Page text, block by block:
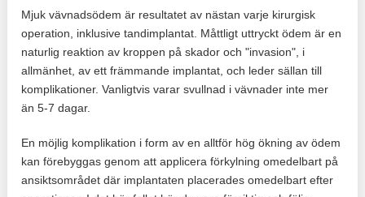
Mjuk vävnadsödem är resultatet av nästan varje kirurgisk
operation, inklusive tandimplantat. Måttligt uttryckt ödem är en
naturlig reaktion av kroppen på skador och "invasion", i
allmänhet, av ett främmande implantat, och leder sällan till
komplikationer. Vanligtvis varar svullnad i vävnader inte mer
än 5-7 dagar.
En möjlig komplikation i form av en alltför hög ökning av ödem
kan förebyggas genom att applicera förkylning omedelbart på
ansiktsområdet där implantaten placerades omedelbart efter